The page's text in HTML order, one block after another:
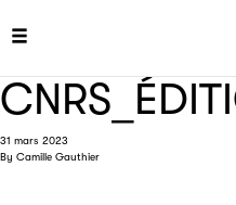
31 mars 2023
By Camille Gauthier